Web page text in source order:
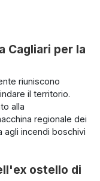
Cagliari per la
riuniscono
il territorio.
alla
regionale dei
agli incendi boschivi
ostello di